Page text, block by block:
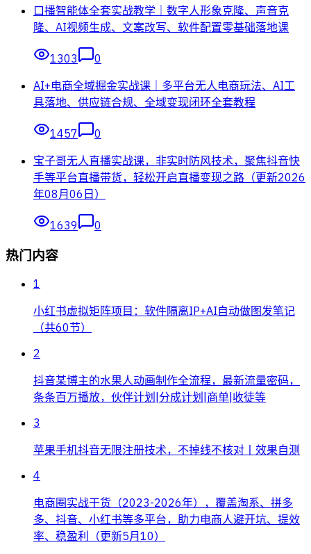
口播智能体全套实战教学｜数字人形象克隆、声音克
隆、AI视频生成、文案改写、软件配置零基础落地课
1303
0
AI+电商全域掘金实战课｜多平台无人电商玩法、AI工
具落地、供应链合规、全域变现闭环全套教程
1457
0
宝子哥无人直播实战课，非实时防风技术，聚焦抖音快
手等平台直播带货，轻松开启直播变现之路（更新2026
年08月06日）
1639 0
热门内容
1
小红书虚拟矩阵项目：软件隔离IP+AI自动做图发笔记
（共60节）
2
抖音某博主的水果人动画制作全流程，最新流量密码，
条条百万播放，伙伴计划|分成计划|商单|收徒等
3
苹果手机抖音无限注册技术，不掉线不核对丨效果自测
4
电商圈实战干货（2023-2026年），覆盖淘系、拼多
多、抖音、小红书等多平台，助力电商人避开坑、提效
率、稳盈利（更新5月10）